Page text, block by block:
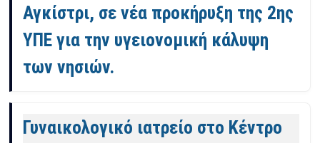
Αγκίστρι, σε νέα προκήρυξη της 2ης
ΥΠΕ για την υγειονομική κάλυψη
των νησιών.
Γυναικολογικό ιατρείο στο Κέντρο